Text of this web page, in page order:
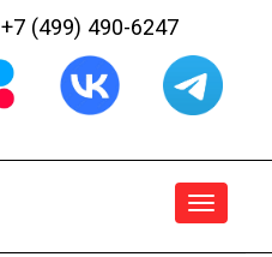
+7 (499) 490-6247
Меню